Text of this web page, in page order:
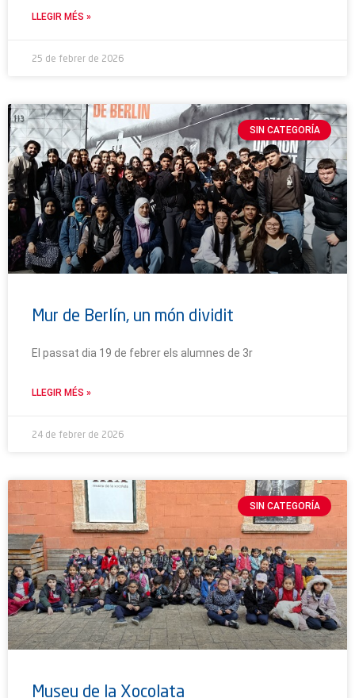
LLEGIR MÉS »
25 de febrer de 2026
SIN CATEGORÍA
Mur de Berlín, un món dividit
El passat dia 19 de febrer els alumnes de 3r
LLEGIR MÉS »
24 de febrer de 2026
SIN CATEGORÍA
Museu de la Xocolata